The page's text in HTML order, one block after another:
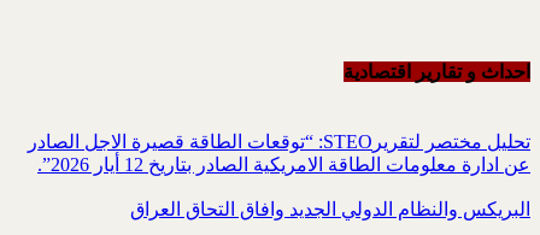
احداث و تقاریر اقتصادیة
تحليل مختصر لتقريرSTEO‏: “توقعات الطاقة قصيرة الاجل الصادر
عن ادارة معلومات الطاقة الامريكية ‏الصادر بتاريخ 12 أيار 2026”.‏
البريكس والنظام الدولي الجديد وافاق التحاق العراق